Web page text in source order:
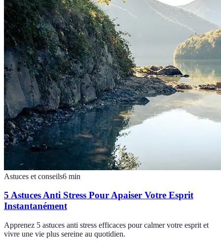
Astuces et conseils6 min
5 Astuces Anti Stress Pour Apaiser Votre Esprit
Instantanément
Apprenez 5 astuces anti stress efficaces pour calmer votre esprit et
vivre une vie plus sereine au quotidien.